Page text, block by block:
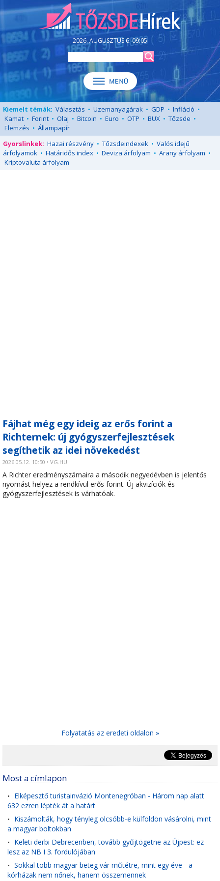
2026. AUGUSZTUS 6. 09:05
Kiemelt témák: Választás • Üzemanyagárak • GDP • Infláció •
Kamat • Forint • Olaj • Bitcoin • Euro • OTP • BUX • Tőzsde •
Elemzés • Állampapír
Gyorslinkek: Hazai részvény • Tőzsdeindexek • Valós idejű
árfolyamok • Határidős index • Deviza árfolyam • Arany árfolyam •
Kriptovaluta árfolyam
Fájhat még egy ideig az erős forint a
Richternek: új gyógyszerfejlesztések
segíthetik az idei növekedést
2026.05.12. 10:50 • VG.HU
A Richter eredményszámaira a második negyedévben is jelentős
nyomást helyez a rendkívül erős forint. Új akvizíciók és
gyógyszerfejlesztések is várhatóak.
Folyatatás az eredeti oldalon »
Most a címlapon
• Elképesztő turistainvázió Montenegróban - Három nap alatt
632 ezren lépték át a határt
• Kiszámolták, hogy tényleg olcsóbb-e külföldön vásárolni, mint
a magyar boltokban
• Keleti derbi Debrecenben, tovább gyűjtögetne az Újpest: ez
lesz az NB I 3. fordulójában
• Sokkal több magyar beteg vár műtétre, mint egy éve - a
kórházak nem nőnek, hanem összemennek